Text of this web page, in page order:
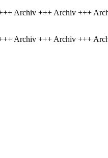
Archiv +++ Archiv +++
Archiv +++ Archiv +++